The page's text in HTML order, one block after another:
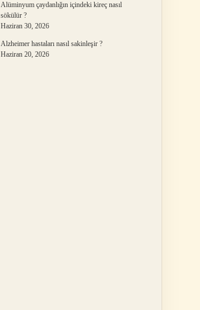
Alüminyum çaydanlığın içindeki kireç nasıl
sökülür ?
Haziran 30, 2026
Alzheimer hastaları nasıl sakinleşir ?
Haziran 20, 2026